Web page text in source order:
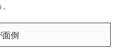
倒